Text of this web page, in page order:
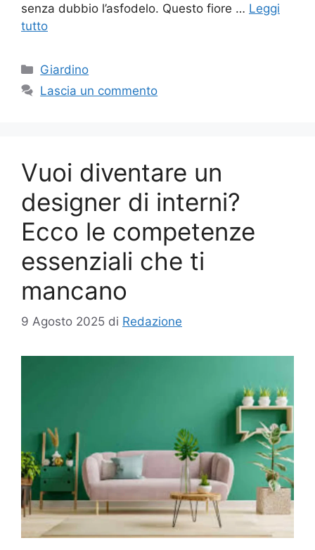
senza dubbio l’asfodelo. Questo fiore … Leggi
tutto
Categorie
Giardino
Lascia un commento
Vuoi diventare un
designer di interni?
Ecco le competenze
essenziali che ti
mancano
9 Agosto 2025 di Redazione